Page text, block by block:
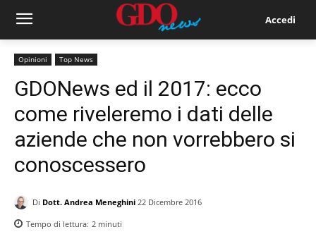
Accedi
Opinioni Top News
GDONews ed il 2017: ecco
come riveleremo i dati delle
aziende che non vorrebbero si
conoscessero
Di Dott. Andrea Meneghini 22 Dicembre 2016
Tempo di lettura: 2 minuti